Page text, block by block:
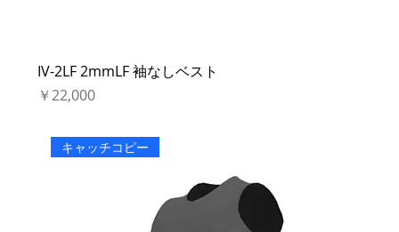
IV-2LF 2mmLF 袖なしベスト
価格
￥22,000
キャッチコピー